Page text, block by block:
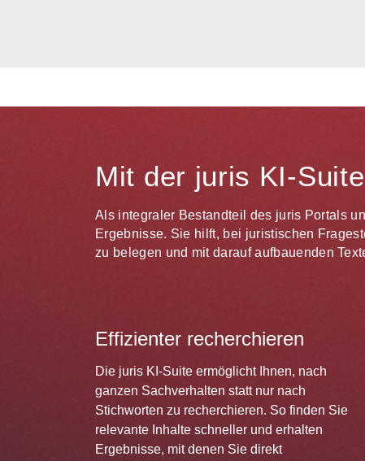
Mit der juris KI-
Als integraler Bestandteil des juris Portals
Ergebnisse. Sie hilft, bei juristischen
zu belegen und mit darauf aufbauenden
Effizienter recherchieren
Die juris KI-Suite ermöglicht Ihnen, nach
ganzen Sachverhalten statt nur nach
Stichworten zu recherchieren. So finden Sie
relevante Inhalte schneller und erhalten
Ergebnisse, mit denen Sie direkt